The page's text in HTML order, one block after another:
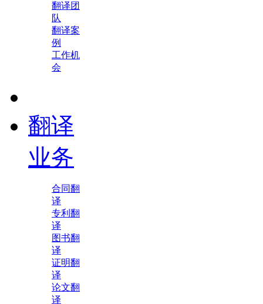
翻译团
队
翻译案
例
工作机
会
翻译
业务
合同翻
译
专利翻
译
图书翻
译
证明翻
译
论文翻
译